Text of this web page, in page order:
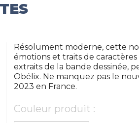
Résolument moderne, cette
émotions et traits de
extraits de la bande dessinée,
Obélix. Ne manquez pas le
2023 en France.
Couleur produit :